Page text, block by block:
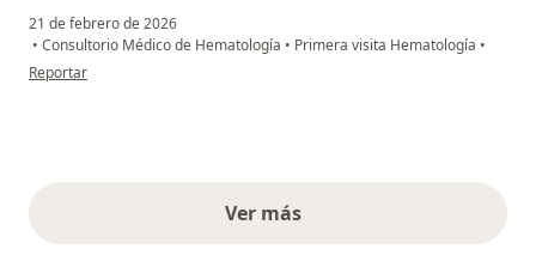
21 de febrero de 2026
• Consultorio Médico de Hematología • Primera visita Hematología •
en opinión del usuario Hac
Reportar
Ver másopiniones anteriores